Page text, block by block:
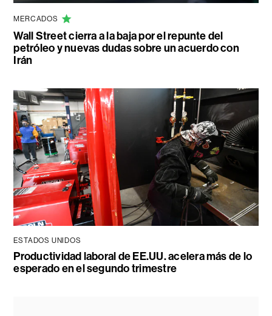
MERCADOS
Wall Street cierra a la baja por el repunte del
petróleo y nuevas dudas sobre un acuerdo con
Irán
ESTADOS UNIDOS
Productividad laboral de EE.UU. acelera más de lo
esperado en el segundo trimestre